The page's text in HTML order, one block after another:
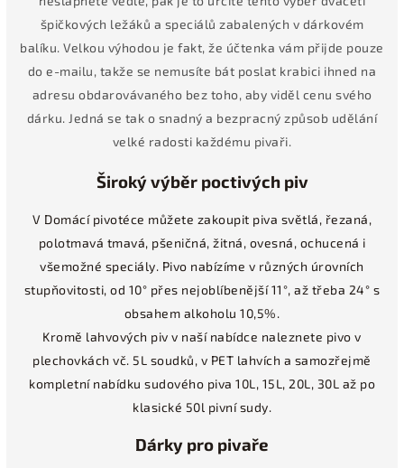
špičkových ležáků a speciálů zabalených v dárkovém
balíku. Velkou výhodou je fakt, že účtenka vám přijde pouze
do e-mailu, takže se nemusíte bát poslat krabici ihned na
adresu obdarovávaného bez toho, aby viděl cenu svého
dárku. Jedná se tak o snadný a bezpracný způsob udělání
velké radosti každému pivaři.
Široký výběr poctivých piv
V Domácí pivotéce můžete zakoupit piva světlá, řezaná,
polotmavá tmavá, pšeničná, žitná, ovesná, ochucená i
všemožné speciály. Pivo nabízíme v různých úrovních
stupňovitosti, od 10° přes nejoblíbenější 11°, až třeba 24° s
obsahem alkoholu 10,5%.
Kromě lahvových piv v naší nabídce naleznete pivo v
plechovkách vč. 5L soudků, v PET lahvích a samozřejmě
kompletní nabídku sudového piva 10L, 15L, 20L, 30L až po
klasické 50l pivní sudy.
Dárky pro pivaře